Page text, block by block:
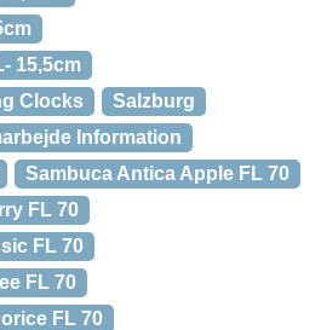
15,5cm
Clocks
Salzburg
Information
Sambuca Antica Apple FL 70
FL 70
FL 70
FL 70
FL 70